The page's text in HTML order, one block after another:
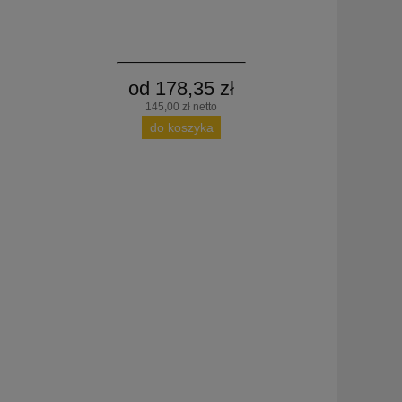
od 178,35 zł
145,00 zł netto
do koszyka